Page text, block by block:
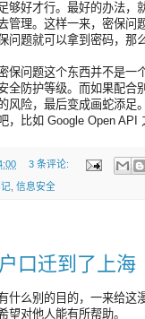
够好才行。最好的办法，
管理。这样一来，密保
问题就可以拿到密码，那
保问题这个东西并不是一
全防护等级。而如果配合
风险，最后变成画蛇添足
，比如 Google Open API
3 条评论:
信息安全
口迁到了上海
什么别的目的，一来给这
望对他人能有所帮助。